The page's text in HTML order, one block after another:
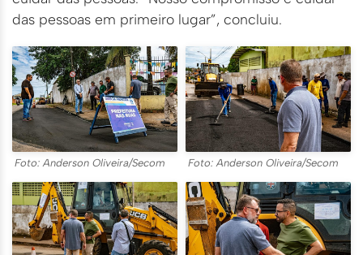
das pessoas em primeiro lugar”, concluiu.
Foto: Anderson Oliveira/Secom Foto: Anderson Oliveira/Secom